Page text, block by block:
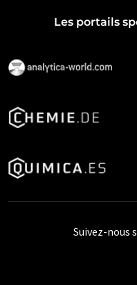
Les portails
Suivez-nous